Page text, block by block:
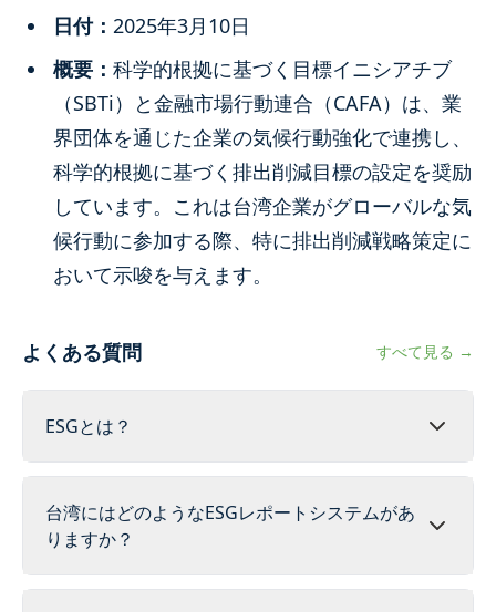
日付： 2025年3月10日
概要： 科学的根拠に基づく目標イニシアチブ
（SBTi）と金融市場行動連合（CAFA）は、業
界団体を通じた企業の気候行動強化で連携し、
科学的根拠に基づく排出削減目標の設定を奨励
しています。これは台湾企業がグローバルな気
候行動に参加する際、特に排出削減戦略策定に
おいて示唆を与えます。
よくある質問 すべて見る →
ESGとは？
台湾にはどのようなESGレポートシステムがあ
りますか？